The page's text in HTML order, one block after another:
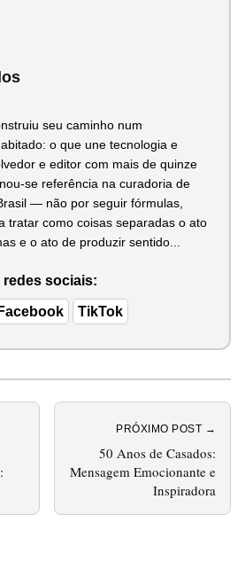
seu caminho num
o que une tecnologia e
e editor com mais de quinze
se referência na curadoria de
— não por seguir fórmulas,
tratar como coisas separadas o ato
e o ato de produzir sentido...
redes sociais:
Facebook TikTok
PRÓXIMO POST →
50 Anos de Casados:
Mensagem Emocionante e
Inspiradora